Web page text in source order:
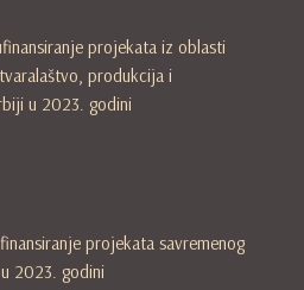
projekata iz oblasti
produkcija i
u 2023. godini
projekata savremenog
2023. godini